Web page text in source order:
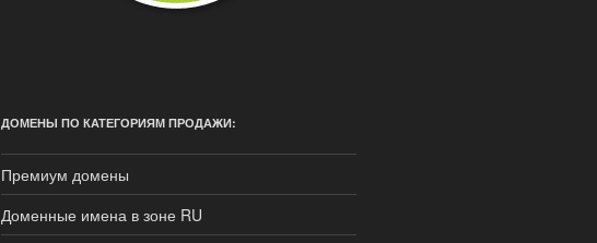
ДОМЕНЫ ПО КАТЕГОРИЯМ ПРОДАЖИ:
Премиум домены
Доменные имена в зоне RU